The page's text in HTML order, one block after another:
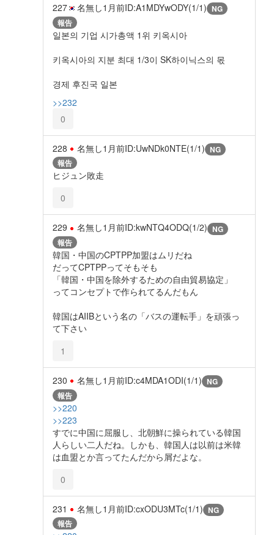
227 名無し1月前ID:A1MDYwODY(1/1) NG
報告
일본의 기업 시가총액 1위 키옥시아
키옥시아의 지분 최대 1/3이 SK하이닉스의 몫
경제 후진국 일본
>>232
0
228 名無し1月前ID:UwNDk0NTE(1/1) NG
報告
ヒジュン敗走
0
229 名無し1月前ID:kwNTQ4ODQ(1/2) NG
報告
韓国・中国のCPTPP加盟はムリだね
だってCPTPPってそもそも
「韓国・中国を除外するための自由貿易協定」
ってコンセプトで作られてるんだもん
韓国はAIIBという名の「バスの運転手」を頑張っ
て下さい
1
230 名無し1月前ID:c4MDA1ODI(1/1) NG
報告
>>220
>>223
すでに中国に屈服し、北朝鮮に操られている韓国
人らしい二人だね。しかも、韓国人は以前は米韓
は血盟とか言ってたんだから屑だよな。
0
231 名無し1月前ID:cxODU3MTc(1/1) NG
報告